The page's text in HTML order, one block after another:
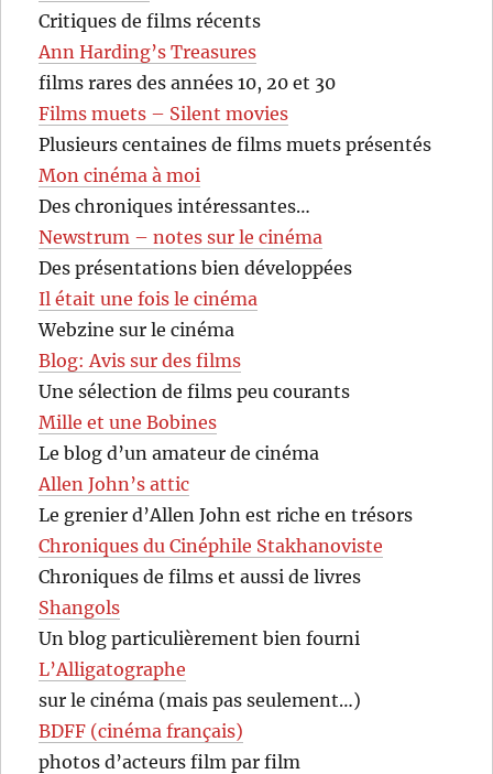
Critiques de films récents
Ann Harding’s Treasures
films rares des années 10, 20 et 30
Films muets – Silent movies
Plusieurs centaines de films muets présentés
Mon cinéma à moi
Des chroniques intéressantes…
Newstrum – notes sur le cinéma
Des présentations bien développées
Il était une fois le cinéma
Webzine sur le cinéma
Blog: Avis sur des films
Une sélection de films peu courants
Mille et une Bobines
Le blog d’un amateur de cinéma
Allen John’s attic
Le grenier d’Allen John est riche en trésors
Chroniques du Cinéphile Stakhanoviste
Chroniques de films et aussi de livres
Shangols
Un blog particulièrement bien fourni
L’Alligatographe
sur le cinéma (mais pas seulement…)
BDFF (cinéma français)
photos d’acteurs film par film